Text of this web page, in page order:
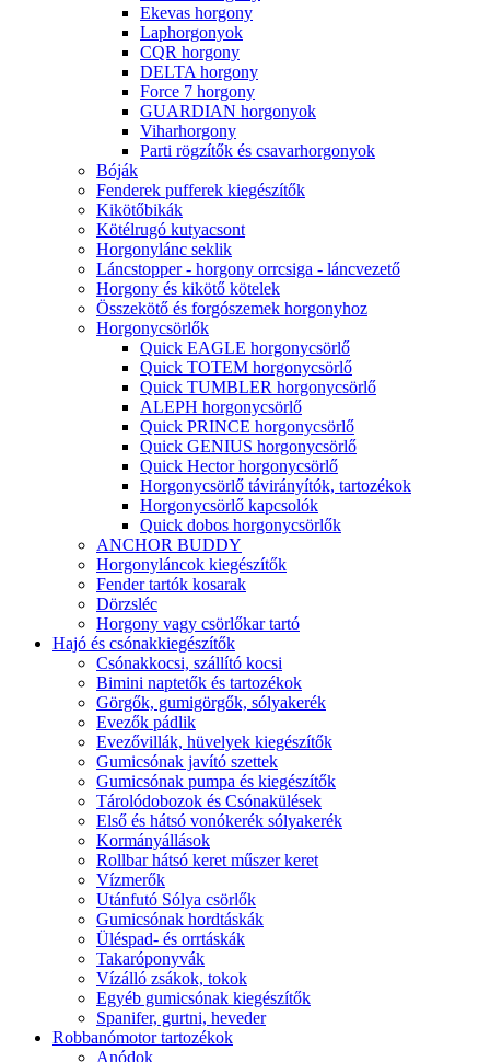
Ekevas horgony
Laphorgonyok
CQR horgony
DELTA horgony
Force 7 horgony
GUARDIAN horgonyok
Viharhorgony
Parti rögzítők és csavarhorgonyok
Bóják
Fenderek pufferek kiegészítők
Kikötőbikák
Kötélrugó kutyacsont
Horgonylánc seklik
Láncstopper - horgony orrcsiga - láncvezető
Horgony és kikötő kötelek
Összekötő és forgószemek horgonyhoz
Horgonycsörlők
Quick EAGLE horgonycsörlő
Quick TOTEM horgonycsörlő
Quick TUMBLER horgonycsörlő
ALEPH horgonycsörlő
Quick PRINCE horgonycsörlő
Quick GENIUS horgonycsörlő
Quick Hector horgonycsörlő
Horgonycsörlő távirányítók, tartozékok
Horgonycsörlő kapcsolók
Quick dobos horgonycsörlők
ANCHOR BUDDY
Horgonyláncok kiegészítők
Fender tartók kosarak
Dörzsléc
Horgony vagy csörlőkar tartó
Hajó és csónakkiegészítők
Csónakkocsi, szállító kocsi
Bimini naptetők és tartozékok
Görgők, gumigörgők, sólyakerék
Evezők pádlik
Evezővillák, hüvelyek kiegészítők
Gumicsónak javító szettek
Gumicsónak pumpa és kiegészítők
Tárolódobozok és Csónakülések
Első és hátsó vonókerék sólyakerék
Kormányállások
Rollbar hátsó keret műszer keret
Vízmerők
Utánfutó Sólya csörlők
Gumicsónak hordtáskák
Üléspad- és orrtáskák
Takaróponyvák
Vízálló zsákok, tokok
Egyéb gumicsónak kiegészítők
Spanifer, gurtni, heveder
Robbanómotor tartozékok
Anódok